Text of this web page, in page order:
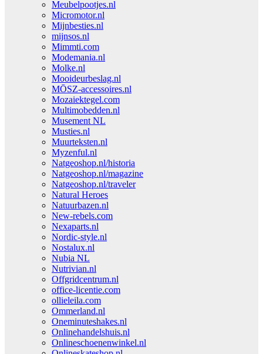
Meubelpootjes.nl
Micromotor.nl
Mijnbesties.nl
mijnsos.nl
Mimmti.com
Modemania.nl
Molke.nl
Mooideurbeslag.nl
MŌSZ-accessoires.nl
Mozaiektegel.com
Multimobedden.nl
Musement NL
Musties.nl
Muurteksten.nl
Myzenful.nl
Natgeoshop.nl/historia
Natgeoshop.nl/magazine
Natgeoshop.nl/traveler
Natural Heroes
Natuurbazen.nl
New-rebels.com
Nexaparts.nl
Nordic-style.nl
Nostalux.nl
Nubia NL
Nutrivian.nl
Offgridcentrum.nl
office-licentie.com
ollieleila.com
Ommerland.nl
Oneminuteshakes.nl
Onlinehandelshuis.nl
Onlineschoenenwinkel.nl